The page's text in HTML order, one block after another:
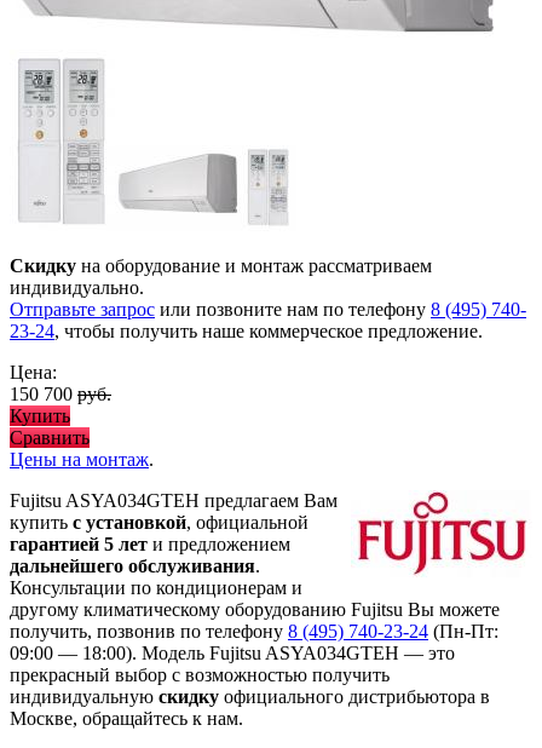
Скидку на оборудование и монтаж рассматриваем
индивидуально.
Отправьте запрос или позвоните нам по телефону 8 (495) 740-
23-24, чтобы получить наше коммерческое предложение.
Цена:
150 700 руб.
Купить
Сравнить
Цены на монтаж.
Fujitsu ASYA034GТЕH предлагаем Вам
купить с установкой, официальной
гарантией 5 лет и предложением
дальнейшего обслуживания.
Консультации по кондиционерам и
другому климатическому оборудованию Fujitsu Вы можете
получить, позвонив по телефону 8 (495) 740-23-24 (Пн-Пт:
09:00 — 18:00). Модель Fujitsu ASYA034GТЕH — это
прекрасный выбор с возможностью получить
индивидуальную скидку официального дистрибьютора в
Москве, обращайтесь к нам.